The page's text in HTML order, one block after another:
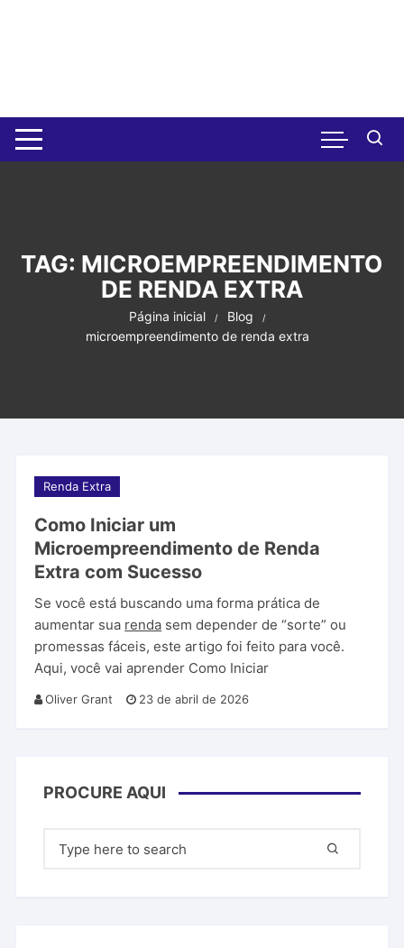
TAG: MICROEMPREENDIMENTO
DE RENDA EXTRA
Página inicial
Blog
microempreendimento de renda extra
Renda Extra
Como Iniciar um
Microempreendimento de Renda
Extra com Sucesso
Se você está buscando uma forma prática de
aumentar sua renda sem depender de “sorte” ou
promessas fáceis, este artigo foi feito para você.
Aqui, você vai aprender Como Iniciar
Oliver Grant 23 de abril de 2026
PROCURE AQUI
por: